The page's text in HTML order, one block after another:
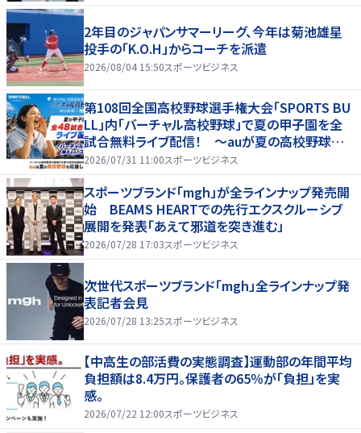
2年目のジャパンサマーリーグ、今年は菊池雄星
投手の「K.O.H」からコーチを派遣
2026/08/04 15:50スポーツビジネス
第108回全国高校野球選手権大会「SPORTS BU
LL」内「バーチャル高校野球」で夏の甲子園を全
試合無料ライブ配信！ ～auが夏の高校野球を
応援！夏を盛り上げるライブ配信番組 「応援甲子
2026/07/31 11:00スポーツビジネス
スポーツブランド「mgh」が全ラインナップ発売開
始 BEAMS HEARTでの先行エクスクルーシブ
展開を発表「あえて邪道を突き進む」
2026/07/28 17:03スポーツビジネス
次世代スポーツブランド「mgh」全ラインナップ発
表記者会見
2026/07/28 13:25スポーツビジネス
【中高生の部活費の実態調査】運動部の年間平均
負担額は8.4万円。保護者の65％が「負担」を実
感。
2026/07/22 12:00スポーツビジネス